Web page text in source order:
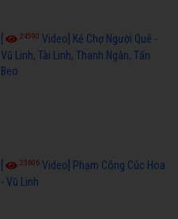
24590 Video] Kẻ Chợ Người Quê -
Vũ Linh, Tài Linh, Thanh Ngân, Tấn
Beo
23606 Video] Phạm Công Cúc Hoa
- Vũ Linh